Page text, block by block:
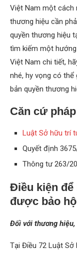
Việt Nam một cách
thương hiệu cần
quyền thương hiệu
tìm kiếm một
Việt Nam chi tiết,
nhé, hy vọng có
bản quyền thương
Căn cứ
Luật Sở hữu trí
Quyết định
Thông tư 263/
Điều kiện
được bảo
Đối với thương
Tại Điều 72 Luật Sở